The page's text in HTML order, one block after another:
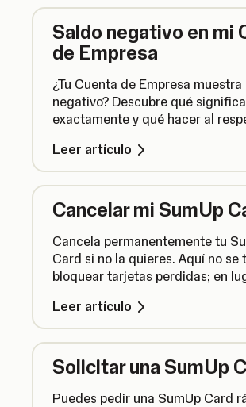
Saldo negativo en mi
de Empresa
¿Tu Cuenta de Empresa
negativo? Descubre qué significa
exactamente y qué hacer al
Leer artículo
Cancelar mi SumUp
Cancela permanentemente tu
Card si no la quieres. Aquí no se
bloquear tarjetas perdidas; en
para saber cómo volver a pedir
Leer artículo
Solicitar una SumUp
Puedes pedir una SumUp Card